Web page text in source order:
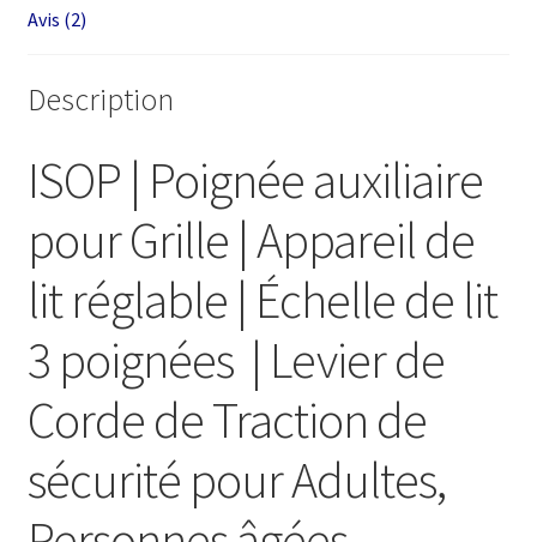
lit
Avis (2)
Description
ISOP | Poignée auxiliaire
pour Grille | Appareil de
lit réglable | Échelle de lit
3 poignées | Levier de
Corde de Traction de
sécurité pour Adultes,